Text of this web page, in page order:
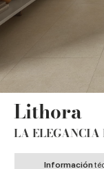
Lithora
LA ELEGANCIA
Información